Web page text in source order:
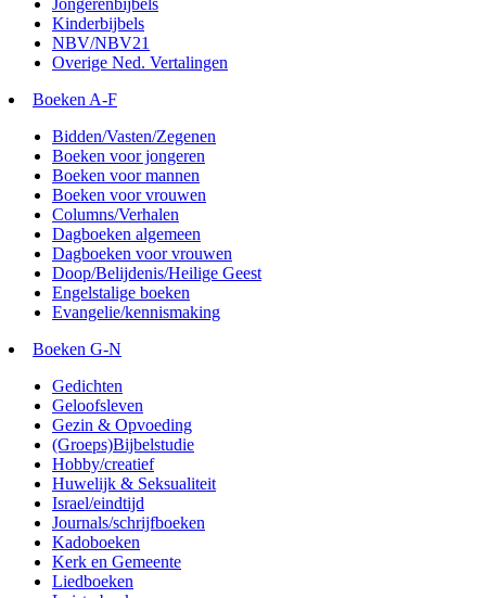
Jongerenbijbels
Kinderbijbels
NBV/NBV21
Overige Ned. Vertalingen
Boeken A-F
Bidden/Vasten/Zegenen
Boeken voor jongeren
Boeken voor mannen
Boeken voor vrouwen
Columns/Verhalen
Dagboeken algemeen
Dagboeken voor vrouwen
Doop/Belijdenis/Heilige Geest
Engelstalige boeken
Evangelie/kennismaking
Boeken G-N
Gedichten
Geloofsleven
Gezin & Opvoeding
(Groeps)Bijbelstudie
Hobby/creatief
Huwelijk & Seksualiteit
Israel/eindtijd
Journals/schrijfboeken
Kadoboeken
Kerk en Gemeente
Liedboeken